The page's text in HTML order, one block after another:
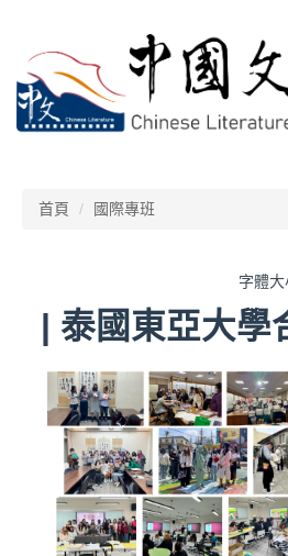
要
內
容
首頁 國際專班
字體
| 泰國東亞大學